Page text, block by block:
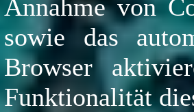
Annahme von
sowie das
Browser
Funktionalität